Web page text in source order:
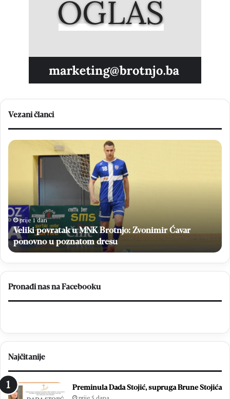
Vezani članci
Veliki
povratak
Ćavar
ponovno
u
poznatom
dresu
prije 1 dan
Veliki povratak u MNK Brotnjo: Zvonimir Ćavar
ponovno u poznatom dresu
Pronađi nas na Facebooku
Najčitanije
Preminula Dada Stojić, supruga Brune Stojića